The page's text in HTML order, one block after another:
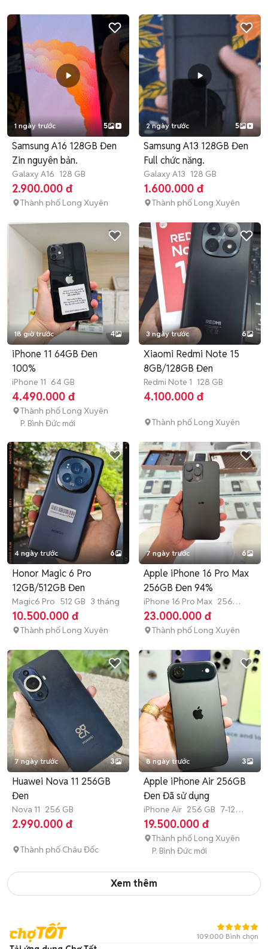
1 ngày trước 5
Samsung A16 128GB Đen
Zin nguyên bản.
Galaxy A16 128 GB
2.900.000 đ
Thành phố Long Xuyên
2 ngày trước 5
Samsung A13 128GB Đen
Full chức năng.
Galaxy A13 128 GB
1.600.000 đ
Thành phố Long Xuyên
18 giờ trước 4
iPhone 11 64GB Đen
100%
iPhone 11 64 GB
4.490.000 đ
Thành phố Long Xuyên
P. Bình Đức mới
3 ngày trước 6
Xiaomi Redmi Note 15
8GB/128GB Đen
Redmi Note 1 128 GB
4.100.000 đ
Thành phố Long Xuyên
4 ngày trước 6
Honor Magic 6 Pro
12GB/512GB Đen
Magic6 Pro 512 GB 3 tháng
10.500.000 đ
Thành phố Long Xuyên
7 ngày trước 6
Apple iPhone 16 Pro Max
256GB Đen 94%
iPhone 16 Pro Max 256
GB 4-6 tháng
23.000.000 đ
Thành phố Long Xuyên
7 ngày trước 3
Huawei Nova 11 256GB
Đen
Nova 11 256 GB
2.990.000 đ
Thành phố Châu Đốc
8 ngày trước 3
Apple iPhone Air 256GB
Đen Đã sử dụng
iPhone Air 256 GB 7-12
tháng
19.500.000 đ
Thành phố Long Xuyên
P. Bình Đức mới
Xem thêm
109.000 Bình chọn